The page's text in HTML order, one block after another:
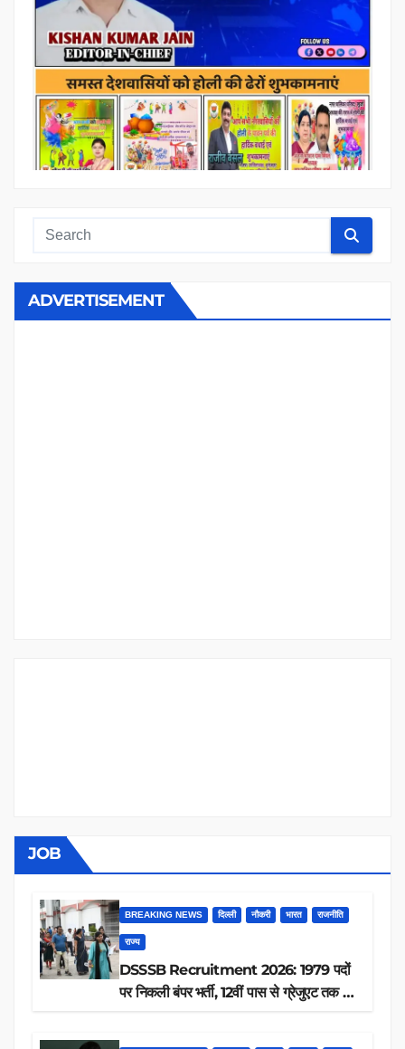
ADVERTISEMENT
JOB
BREAKING NEWS दिल्ली नौकरी भारत राजनीति
राज्य
DSSSB Recruitment 2026: 1979 पदों
पर निकली बंपर भर्ती, 12वीं पास से ग्रेजुएट तक करें